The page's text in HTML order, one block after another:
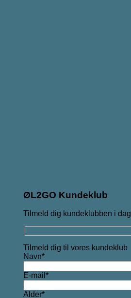
ØL2GO Kundeklub
Tilmeld dig kundeklubben i dag
Tilmeld dig til vores kundeklub
Navn*
E-mail*
Alder*